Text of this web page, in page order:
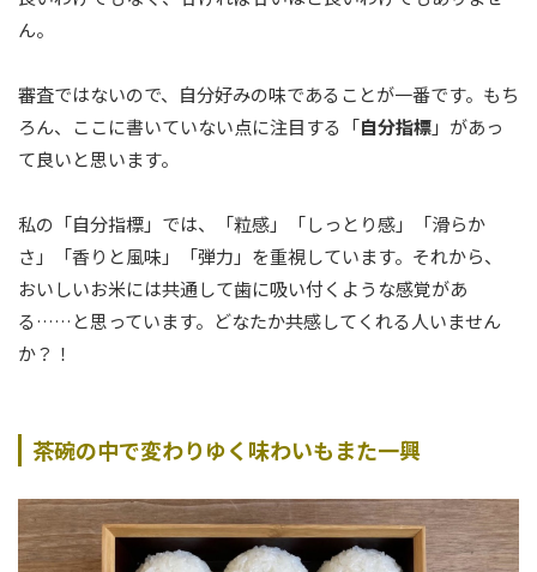
ん。
審査ではないので、自分好みの味であることが一番です。もち
ろん、ここに書いていない点に注目する「自分指標」があっ
て良いと思います。
私の「自分指標」では、「粒感」「しっとり感」「滑らか
さ」「香りと風味」「弾力」を重視しています。それから、
おいしいお米には共通して歯に吸い付くような感覚があ
る……と思っています。どなたか共感してくれる人いません
か？！
茶碗の中で変わりゆく味わいもまた一興